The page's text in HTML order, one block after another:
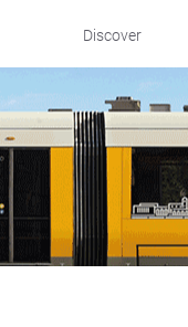
Discover